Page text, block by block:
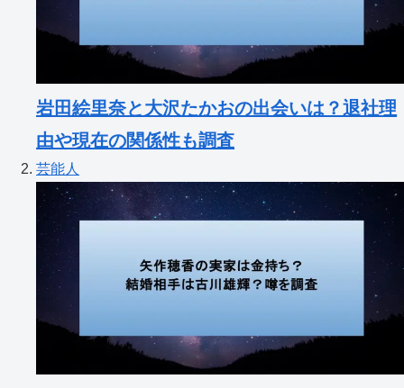
岩田絵里奈と大沢たかおの出会いは？退社理
由や現在の関係性も調査
芸能人